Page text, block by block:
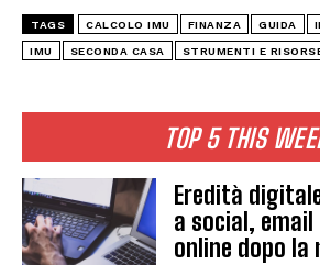
TOP 5 THIS
Eredità
a social,
online dopo la
TAGS CALCOLO IMU FINANZA GUIDA
IMU SECONDA CASA STRUMENTI E